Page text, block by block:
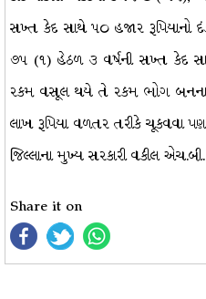
સખ્ત કેદ સાથે ૫૦ હજાર રૂપિયાનો
૭૫ (૧) હેઠળ ૩ વર્ષની સખ્ત કેદ
રકમ વસૂલ થયે તે રકમ ભોગ
લાખ રૂપિયા વળતર તરીકે ચૂકવવા
જિલ્લાના મુખ્ય સરકારી વકીલ
Share it on